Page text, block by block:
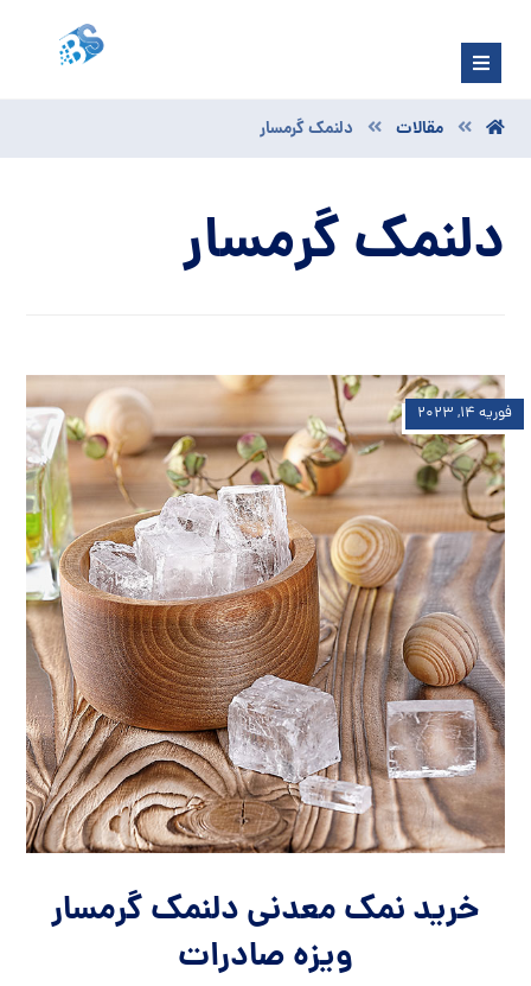
مقالات دلنمک گرمسار
دلنمک گرمسار
خرید نمک معدنی دلنمک گرمسار
ویزه صادرات
فوریه ۱۴, ۲۰۲۳